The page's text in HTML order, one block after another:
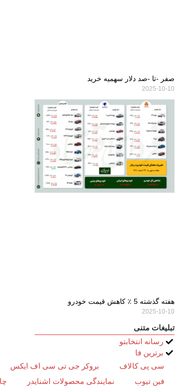
صفر -تا -صد دلار سهمیه خرید
2025-10-10
هفته گذشته 5 ٪ کاهش قیمت خودرو
2025-10-10
تبلیغات متنی
رسانه انتخابتو
برترین فا
سی پی کالاف
بروکر جی تی سی اف ایکس
فین تیوب
نمایندگی محصولات اشنایدر